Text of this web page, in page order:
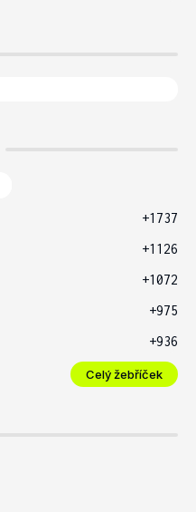
+1737
+1126
+1072
+975
+936
Celý žebříček